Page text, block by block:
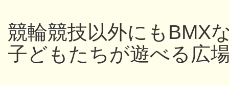
競輪競技以外にもBMX
子どもたちが遊べる広